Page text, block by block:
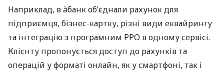
Наприклад, в àбанк об’єднали рахунок для
підприємця, бізнес-картку, різні види еквайрингу
та інтеграцію з програмним РРО в одному сервісі.
Клієнту пропонується доступ до рахунків та
операцій у форматі онлайн, як у смартфоні, так і